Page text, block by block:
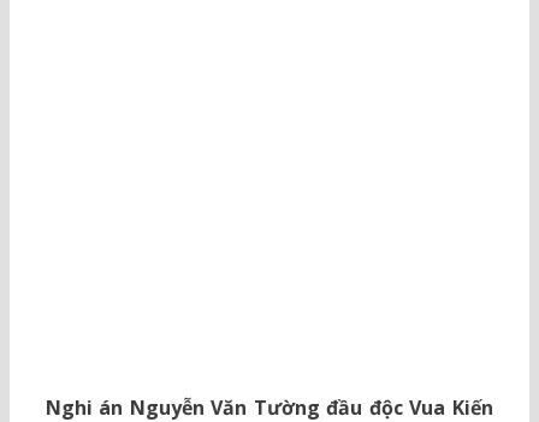
Nghi án Nguyễn Văn Tường đầu độc Vua Kiến